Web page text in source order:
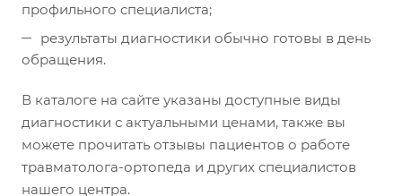
профильного специалиста;
результаты диагностики обычно готовы в день
обращения.
В каталоге на сайте указаны доступные виды
диагностики с актуальными ценами, также вы
можете прочитать отзывы пациентов о работе
травматолога-ортопеда и других специалистов
нашего центра.